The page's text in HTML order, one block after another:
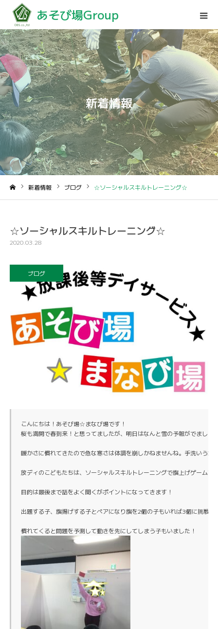
あそび場Group
新着情報
新着情報 ブログ ☆ソーシャルスキルトレーニング☆
☆ソーシャルスキルトレーニング☆
2020.03.28
ブログ
こんにちは！あそび場☆まなび場です！
桜も満開で春到来！と思ってましたが、明日はなんと雪の予報がでました
暖かさに慣れてきたので急な寒さは体調を崩しかねませんね。手洗いうが
放ディのこどもたちは、ソーシャルスキルトレーニングで旗上げゲームを
目的は最後まで話をよく聞くがポイントになってきます！
出題する子、旗揚げする子とペアになり旗を2個の子もいれば3個に挑戦す